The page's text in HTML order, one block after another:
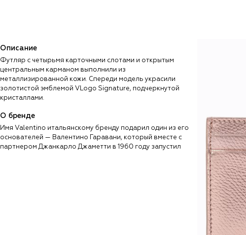
Описание
Футляр с четырьмя карточными слотами и открытым
центральным карманом выполнили из
металлизированной кожи. Спереди модель украсили
золотистой эмблемой VLogo Signature, подчеркнутой
кристаллами.
О бренде
Имя Valentino итальянскому бренду подарил один из его
основателей — Валентино Гаравани, который вместе с
партнером Джанкарло Джаметти в 1960 году запустил